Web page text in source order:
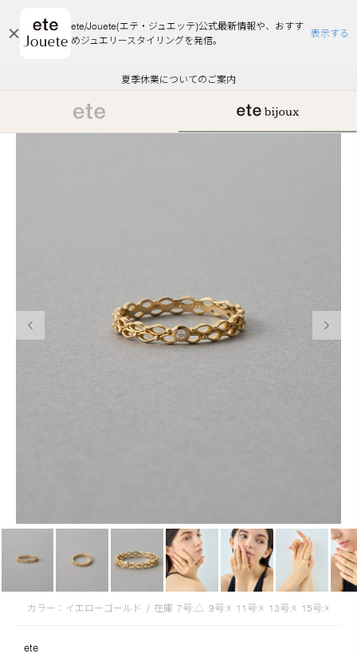
ete/Jouete(エテ・ジュエッテ)公式最新情報や、おすす
めジュエリースタイリングを発信。
表示する
エコラッピング及びエコポイント付与のご案内
ご注文いただいたお品物のお届け状況について
夏季休業についてのご案内
WEB Limited Items >>
採用のご案内
悪質な偽サイトにご注意ください
エコラッピング及びエコポイント付与のご案内
ご注文いただいたお品物のお届け状況について
カラー：イエローゴールド / 在庫 7号:△ 9号:☓ 11号:☓ 13号:☓ 15号:☓
ete